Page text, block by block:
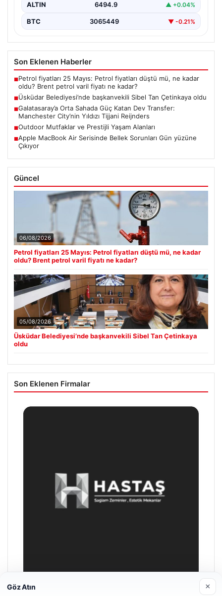
ALTIN 6494.9 ▲ +0.04%
BTC 3065449 ▼ -0.21%
Son Eklenen Haberler
■Petrol fiyatları 25 Mayıs: Petrol fiyatları düştü mü, ne kadar
oldu? Brent petrol varil fiyatı ne kadar?
■Üsküdar Belediyesi’nde başkanvekili Sibel Tan Çetinkaya oldu
■Galatasaray’a Orta Sahada Güç Katan Dev Transfer:
Manchester City’nin Yıldızı Tijjani Reijnders
■Outdoor Mutfaklar ve Prestijli Yaşam Alanları
■Apple MacBook Air Serisinde Bellek Sorunları Gün yüzüne
Çıkıyor
Güncel
06/08/2026
Petrol fiyatları 25 Mayıs: Petrol fiyatları düştü mü, ne kadar
oldu? Brent petrol varil fiyatı ne kadar?
05/08/2026
Üsküdar Belediyesi’nde başkanvekili Sibel Tan Çetinkaya
oldu
Son Eklenen Firmalar
Göz Atın ×